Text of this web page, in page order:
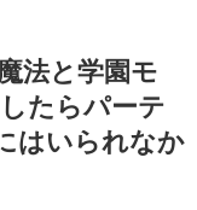
作時のエピソードをお
本』は、〈試験問題〉
ム』開発元やチェコの
選手から称賛の声
法と学園モ
たらパーテ
はいられなか